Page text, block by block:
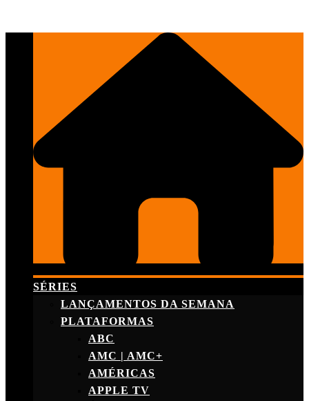
SÉRIES
LANÇAMENTOS DA SEMANA
PLATAFORMAS
ABC
AMC | AMC+
AMÉRICAS
APPLE TV